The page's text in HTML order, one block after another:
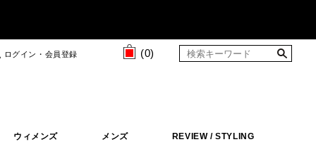
ログイン・会員登録 (0)
ウィメンズ メンズ REVIEW / STYLING